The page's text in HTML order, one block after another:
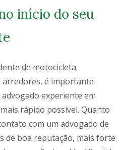
início do seu
de motocicleta
arredores, é importante
experiente em
rápido possível. Quanto
com um advogado de
de boa reputação, mais forte